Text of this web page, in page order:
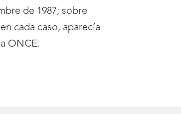
de 1987; sobre
cada caso, aparecía
ONCE.